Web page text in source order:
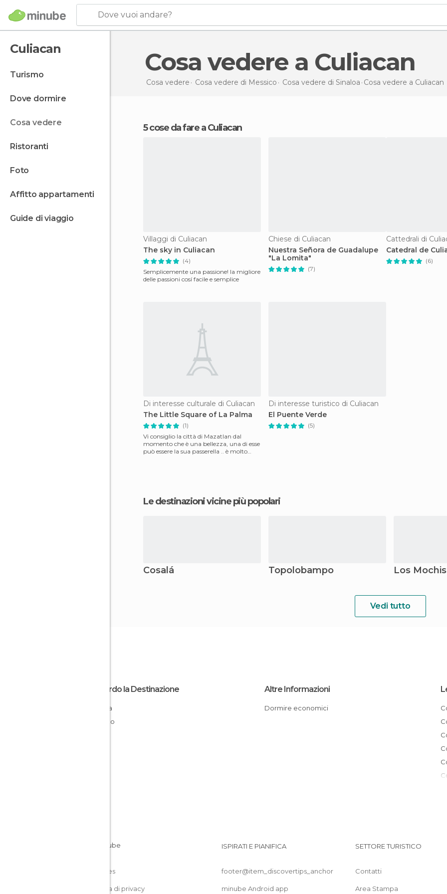
Dove vuoi andare?
Culiacan
turismo
dove dormire
cosa vedere
ristoranti
foto
affitto appartamenti
guide di viaggio
Cosa vedere a Culiacan
Cosa vedere Cosa vedere di Messico Cosa vedere di Sinaloa Cosa vedere a Culiacan
5 cose da fare a Culiacan
Villaggi di Culiacan
The sky in Culiacan
(4)
Semplicemente una passione! la migliore
delle passioni cosí facile e semplice
Chiese di Culiacan
Nuestra Señora de Guadalupe
"La Lomita"
(7)
Cattedrali di
Catedral de
(6)
Di interesse culturale di Culiacan
The Little Square of La Palma
(1)
Vi consiglio la città di Mazatlan dal
momento che è una bellezza, una di esse
può essere la sua passerella .. è molto
Di interesse turistico di Culiacan
El Puente Verde
(5)
Le destinazioni vicine più popolari
Cosalá Topolobampo Los Mochis
Vedi tutto
Riguardo la Destinazione
Sinaloa
Messico
Altre Informazioni
Dormire economici
Cookies
Politica di privacy
ISPIRATI E PIANIFICA
footer@item_discovertips_anchor
minube Android app
SETTORE TURISTICO
Contatti
Area Stampa